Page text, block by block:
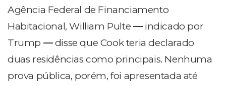
Agência Federal de Financiamento
Habitacional, William Pulte —indicado por
Trump —disse que Cook teria declarado
duas residências como principais. Nenhuma
prova pública, porém, foi apresentada até